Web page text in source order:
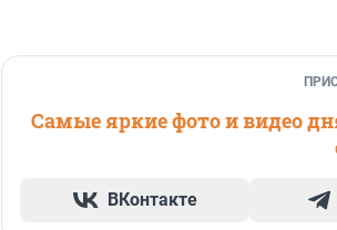
Самые яркие фото и видео
ВКонтакте